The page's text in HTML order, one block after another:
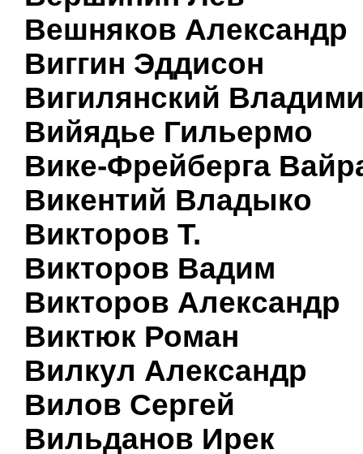
Вешняков Александр
Виггин Эддисон
Вигилянский
Вийядье Гильермо
Вике-Фрейберга
Викентий Владыко
Викторов Т.
Викторов Вадим
Викторов Александр
Виктюк Роман
Вилкул Александр
Вилов Сергей
Вильданов Ирек